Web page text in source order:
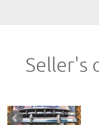
Seller's